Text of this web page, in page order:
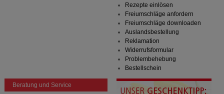
Rezepte einlösen
Freiumschläge anfordern
Freiumschläge downloaden
Auslandsbestellung
Reklamation
Widerrufsformular
Problembehebung
Bestellschein
Beratung und Service